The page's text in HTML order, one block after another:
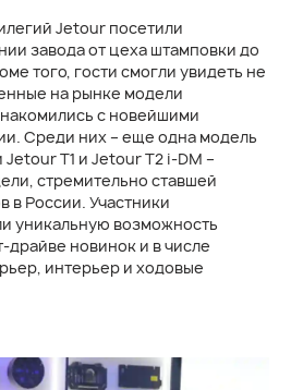
Jetour посетили
завода от цеха штамповки до
того, гости смогли увидеть не
на рынке модели
с новейшими
Среди них – еще одна модель
Т1 и Jetour T2 i-DM –
стремительно ставшей
в России. Участники
уникальную возможность
драйве новинок и в числе
интерьер и ходовые